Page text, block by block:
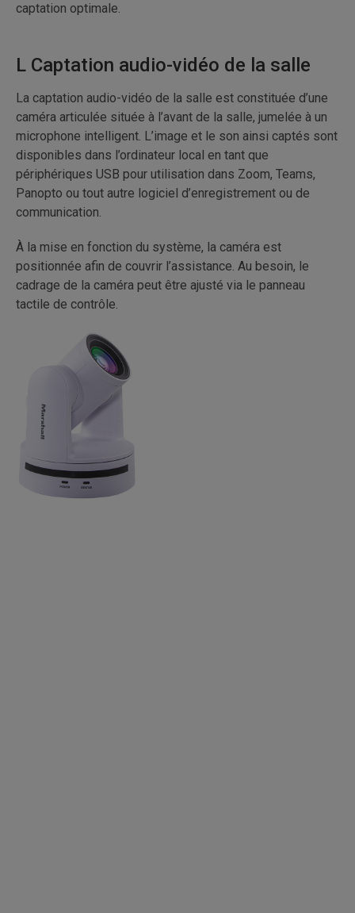
captation optimale.
L Captation audio-vidéo de la salle
La captation audio-vidéo de la salle est constituée d’une
caméra articulée située à l’avant de la salle, jumelée à un
microphone intelligent. L’image et le son ainsi captés sont
disponibles dans l’ordinateur local en tant que
périphériques USB pour utilisation dans Zoom, Teams,
Panopto ou tout autre logiciel d’enregistrement ou de
communication.
À la mise en fonction du système, la caméra est
positionnée afin de couvrir l’assistance. Au besoin, le
cadrage de la caméra peut être ajusté via le panneau
tactile de contrôle.